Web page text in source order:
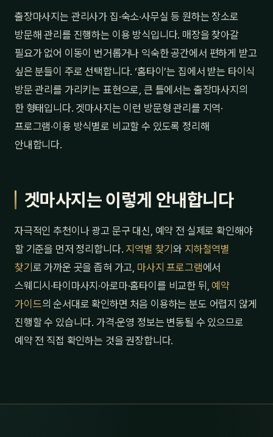
출장마사지는 관리사가 집·숙소·사무실 등 원하는 장소로
방문해 관리를 진행하는 이용 방식입니다. 매장을 찾아갈
필요가 없어 이동이 번거롭거나 익숙한 공간에서 편하게 받고
싶은 분들이 주로 선택합니다. ‘홈타이’는 집에서 받는 타이식
방문 관리를 가리키는 표현으로, 큰 틀에서는 출장마사지의
한 형태입니다. 겟마사지는 이런 방문형 관리를 지역·
프로그램·이용 방식별로 비교할 수 있도록 정리해
안내합니다.
겟마사지는 이렇게 안내합니다
자극적인 추천이나 광고 문구 대신, 예약 전 실제로 확인해야
할 기준을 먼저 정리합니다. 지역별 찾기와 지하철역별
찾기 로 가까운 곳을 좁혀 가고, 마사지 프로그램에서
스웨디시·타이마사지·아로마·홈타이를 비교한 뒤,예약
가이드의 순서대로 확인하면 처음 이용하는 분도 어렵지 않게
진행할 수 있습니다. 가격·운영 정보는 변동될 수 있으므로
예약 전 직접 확인하는 것을 권장합니다.